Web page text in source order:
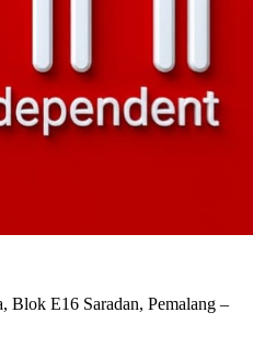
E16 Saradan, Pemalang –